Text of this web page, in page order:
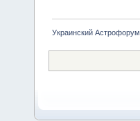
Украинский Астрофорум